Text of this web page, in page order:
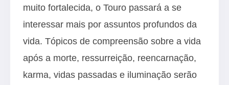
muito fortalecida, o Touro passará a se
interessar mais por assuntos profundos da
vida. Tópicos de compreensão sobre a vida
após a morte, ressurreição, reencarnação,
karma, vidas passadas e iluminação serão